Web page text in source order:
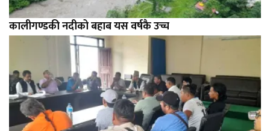
कालीगण्डकी नदीको बहाब यस वर्षकै उच्च